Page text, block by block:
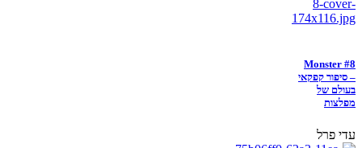
Monster #8
– סיפור קפקאי
בעולם של
מפלצות
עדי פרל